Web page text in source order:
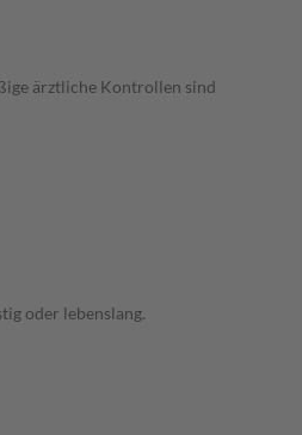
ärztliche Kontrollen sind
oder lebenslang.